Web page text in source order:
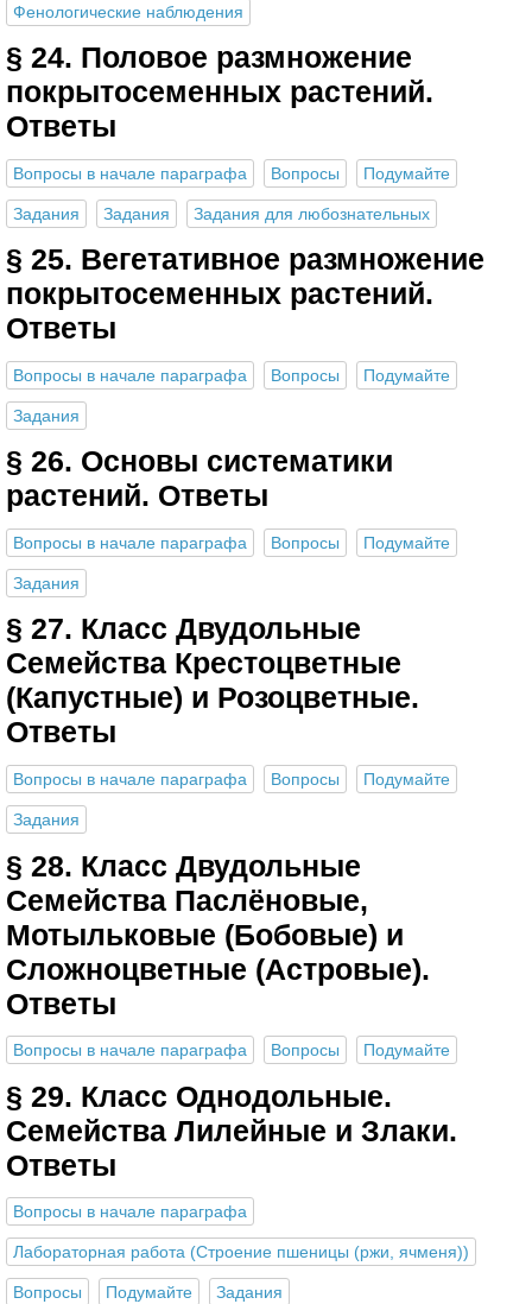
Фенологические наблюдения
§ 24. Половое размножение
покрытосеменных растений.
Ответы
Вопросы в начале параграфа Вопросы Подумайте
Задания Задания Задания для любознательных
§ 25. Вегетативное размножение
покрытосеменных растений.
Ответы
Вопросы в начале параграфа Вопросы Подумайте
Задания
§ 26. Основы систематики
растений. Ответы
Вопросы в начале параграфа Вопросы Подумайте
Задания
§ 27. Класс Двудольные
Семейства Крестоцветные
(Капустные) и Розоцветные.
Ответы
Вопросы в начале параграфа Вопросы Подумайте
Задания
§ 28. Класс Двудольные
Семейства Паслёновые,
Мотыльковые (Бобовые) и
Сложноцветные (Астровые).
Ответы
Вопросы в начале параграфа Вопросы Подумайте
§ 29. Класс Однодольные.
Семейства Лилейные и Злаки.
Ответы
Вопросы в начале параграфа
Лабораторная работа (Строение пшеницы (ржи, ячменя))
Вопросы Подумайте Задания